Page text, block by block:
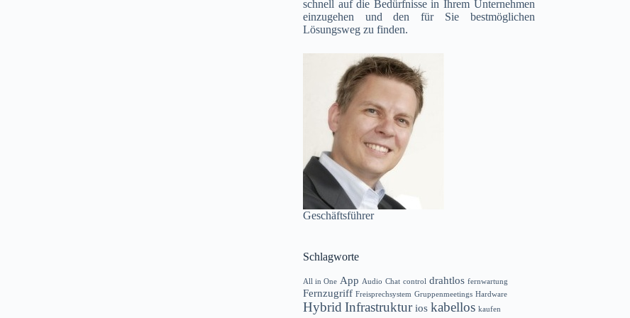
schnell auf die Bedürfnisse in Ihrem Unternehmen
einzugehen und den für Sie bestmöglichen
Lösungsweg zu finden.
Geschäftsführer
Schlagworte
All in One App Audio Chat control drahtlos fernwartung
Fernzugriff Freisprechsystem Gruppenmeetings Hardware
Hybrid Infrastruktur ios kabellos kaufen